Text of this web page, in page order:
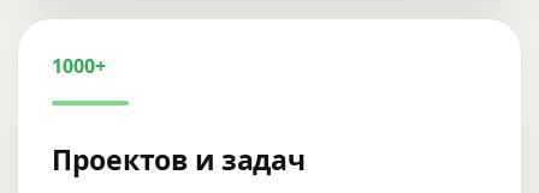
1000+
Проектов и задач